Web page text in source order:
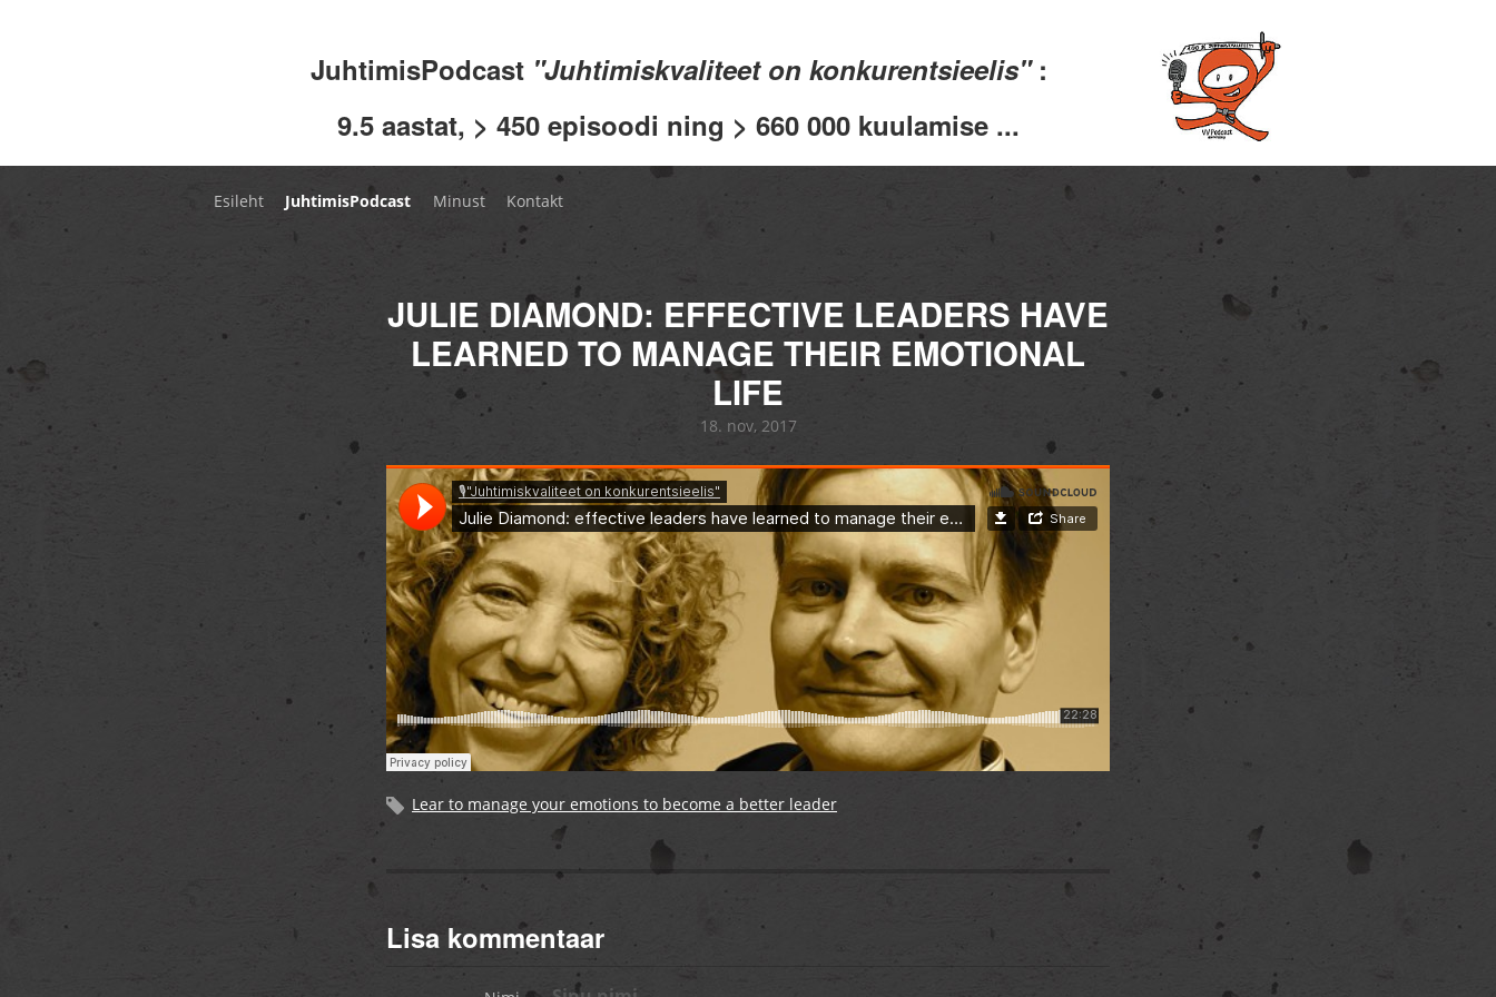
JuhtimisPodcast "Juhtimiskvaliteet on konkurentsieelis" :
9.5 aastat, > 450 episoodi ning > 660 000 kuulamise ...
Esileht JuhtimisPodcast Minust Kontakt
JULIE DIAMOND: EFFECTIVE LEADERS HAVE
LEARNED TO MANAGE THEIR EMOTIONAL
LIFE
18. nov, 2017
Lear to manage your emotions to become a better leader
Lisa kommentaar